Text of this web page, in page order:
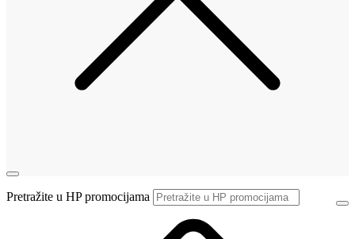
Pretražite u HP promocijama